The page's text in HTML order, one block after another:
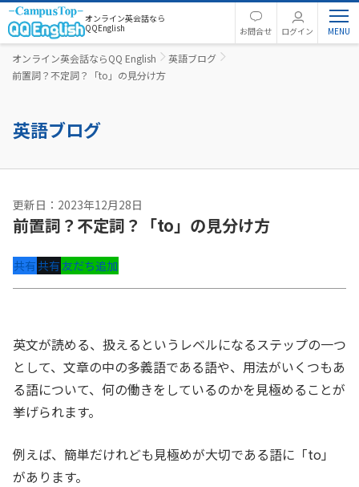
オンライン英会話なら
QQEnglish
お問合せ ログイン
オンライン英会話ならQQ English
英語ブログ
前置詞？不定詞？「to」の見分け方
英語ブログ
更新日：2023年12月28日
前置詞？不定詞？「to」の見分け方
共有共有友だち追加
英文が読める、扱えるというレベルになるステップの一つ
として、文章の中の多義語である語や、用法がいくつもあ
る語について、何の働きをしているのかを見極めることが
挙げられます。
例えば、簡単だけれども見極めが大切である語に「to」
があります。